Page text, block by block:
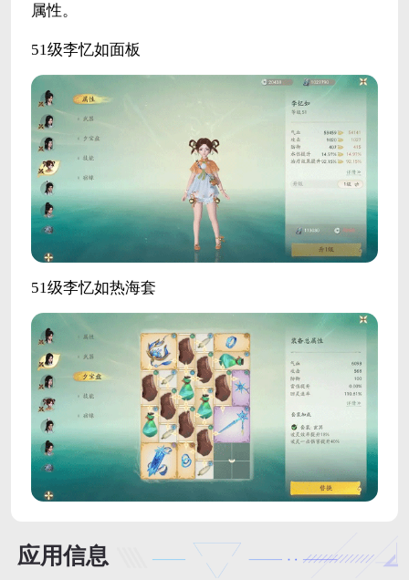
属性。
51级李忆如面板
51级李忆如热海套
应用信息